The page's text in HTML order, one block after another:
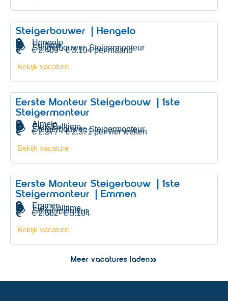
Steigerbouwer | Hengelo
Hengelo
Fulltime
Steigerbouwer, Steigermonteur
€ 2.409 - € 3.104 per maand
Bekijk vacature
Eerste Monteur Steigerbouw | 1ste
Steigermonteur
Almelo
Flex, Fulltime
Steigerbouwer, Steigermonteur
€ 2.277 - € 2.371 per vier weken
Bekijk vacature
Eerste Monteur Steigerbouw | 1ste
Steigermonteur | Emmen
Emmen
Flex, Fulltime
Steigermonteur
€ 2.662- € 3.104
Bekijk vacature
Meer vacatures laden